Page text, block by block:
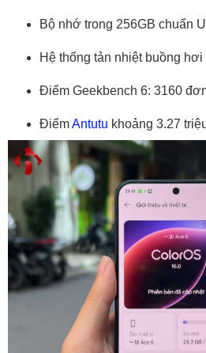
Bộ nhớ trong 256GB chuẩn
Hệ thống tản nhiệt buồng
Điểm Geekbench 6: 3160
ĐiểmAntutu khoảng 3.27